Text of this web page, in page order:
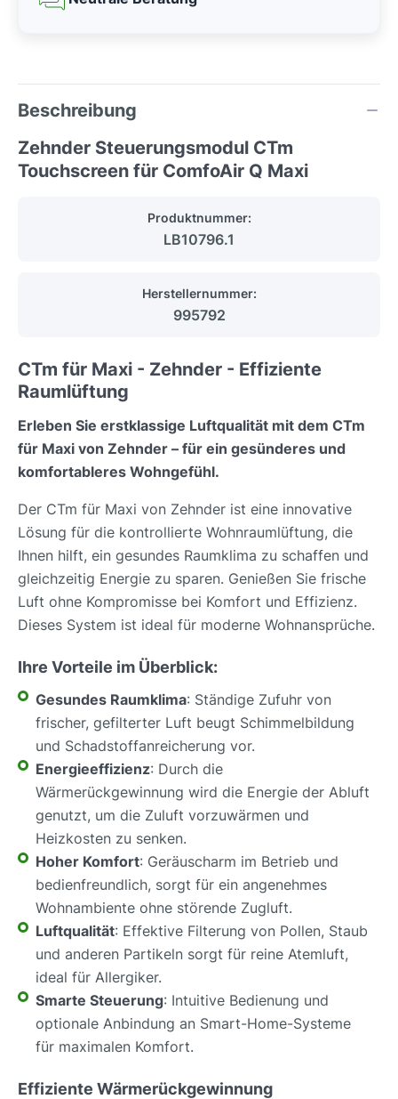
Beschreibung
Zehnder Steuerungsmodul CTm
Touchscreen für ComfoAir Q Maxi
Produktnummer:
LB10796.1
Herstellernummer:
995792
CTm für Maxi - Zehnder - Effiziente
Raumlüftung
Erleben Sie erstklassige Luftqualität mit dem CTm
für Maxi von Zehnder – für ein gesünderes und
komfortableres Wohngefühl.
Der CTm für Maxi von Zehnder ist eine innovative
Lösung für die kontrollierte Wohnraumlüftung, die
Ihnen hilft, ein gesundes Raumklima zu schaffen und
gleichzeitig Energie zu sparen. Genießen Sie frische
Luft ohne Kompromisse bei Komfort und Effizienz.
Dieses System ist ideal für moderne Wohnansprüche.
Ihre Vorteile im Überblick:
Gesundes Raumklima: Ständige Zufuhr von
frischer, gefilterter Luft beugt Schimmelbildung
und Schadstoffanreicherung vor.
Energieeffizienz: Durch die
Wärmerückgewinnung wird die Energie der Abluft
genutzt, um die Zuluft vorzuwärmen und
Heizkosten zu senken.
Hoher Komfort: Geräuscharm im Betrieb und
bedienfreundlich, sorgt für ein angenehmes
Wohnambiente ohne störende Zugluft.
Luftqualität: Effektive Filterung von Pollen, Staub
und anderen Partikeln sorgt für reine Atemluft,
ideal für Allergiker.
Smarte Steuerung: Intuitive Bedienung und
optionale Anbindung an Smart-Home-Systeme
für maximalen Komfort.
Effiziente Wärmerückgewinnung